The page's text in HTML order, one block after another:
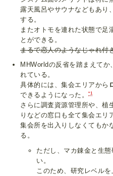
露天風呂やサウナなどもあり
する。
またオトモを連れた状態で足
とができる。
まるで恋人のようなじゃれ付
MHWorldの反省を踏まえてか、
れている。
具体的には、集会エリアから
できるようになった。*1
さらに調査資源管理所や、植
りなどの窓口も全て集会エリ
集会所を出入りしなくてもか
る。
ただし、マカ錬金と生
い。
このため、研究レベル